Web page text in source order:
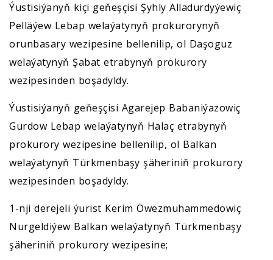
Ýustisiýanyň kiçi geňeşçisi Şyhly Alladurdyýewiç
Pelläýew Lebap welaýatynyň prokurorynyň
orunbasary wezipesine bellenilip, ol Daşoguz
welaýatynyň Şabat etrabynyň prokurory
wezipesinden boşadyldy.
Ýustisiýanyň geňeşçisi Agarejep Babaniýazowiç
Gurdow Lebap welaýatynyň Halaç etrabynyň
prokurory wezipesine bellenilip, ol Balkan
welaýatynyň Türkmenbaşy şäheriniň prokurory
wezipesinden boşadyldy.
1-nji derejeli ýurist Kerim Öwezmuhammedowiç
Nurgeldiýew Balkan welaýatynyň Türkmenbaşy
şäheriniň prokurory wezipesine;